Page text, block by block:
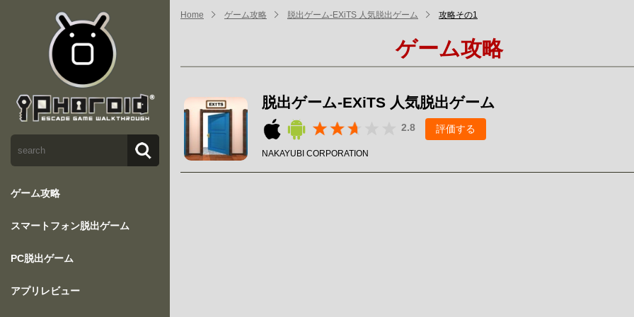
ゲーム攻略
スマートフォン脱出ゲーム
PC脱出ゲーム
アプリレビュー
Home ゲーム攻略 脱出ゲーム-EXiTS 人気脱出ゲーム 攻略その1
ゲーム攻略
脱出ゲーム-EXiTS 人気脱出ゲーム
2.8 評価する
NAKAYUBI CORPORATION